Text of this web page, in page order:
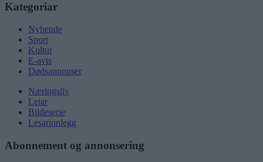
Kategoriar
Nyhende
Sport
Kultur
E-avis
Dødsannonser
Næringsliv
Leiar
Bildeserie
Lesarinnlegg
Abonnement og annonsering